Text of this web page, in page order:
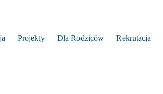
Projekty Dla Rodziców Rekrutacja